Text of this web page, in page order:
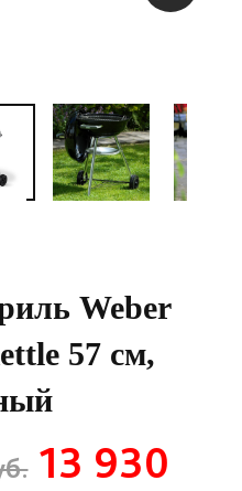
Weber
57 см,
13 930